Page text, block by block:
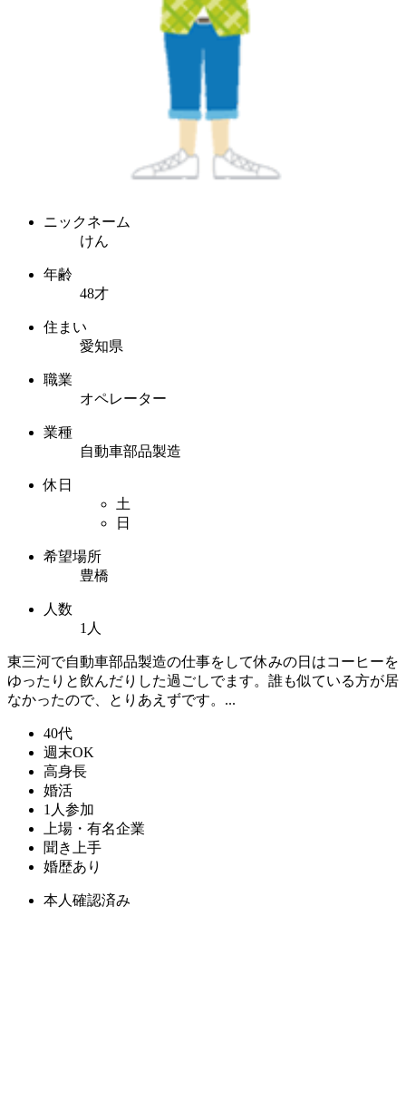
ニックネーム
けん
年齢
48才
住まい
愛知県
職業
オペレーター
業種
自動車部品製造
休日
土
日
希望場所
豊橋
人数
1人
東三河で自動車部品製造の仕事をして休みの日はコーヒーを
ゆったりと飲んだりした過ごしでます。誰も似ている方が居
なかったので、とりあえずです。...
40代
週末OK
高身長
婚活
1人参加
上場・有名企業
聞き上手
婚歴あり
本人確認済み